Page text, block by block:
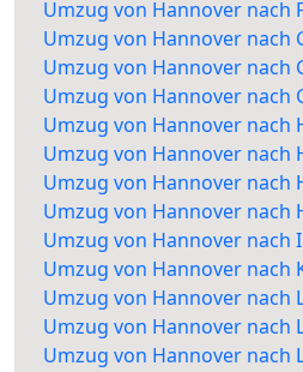
Umzug von Hannover nach
Umzug von Hannover nach
Umzug von Hannover nach
Umzug von Hannover nach
Umzug von Hannover nach
Umzug von Hannover nach
Umzug von Hannover nach
Umzug von Hannover nach
Umzug von Hannover nach
Umzug von Hannover nach
Umzug von Hannover nach
Umzug von Hannover nach
Umzug von Hannover nach